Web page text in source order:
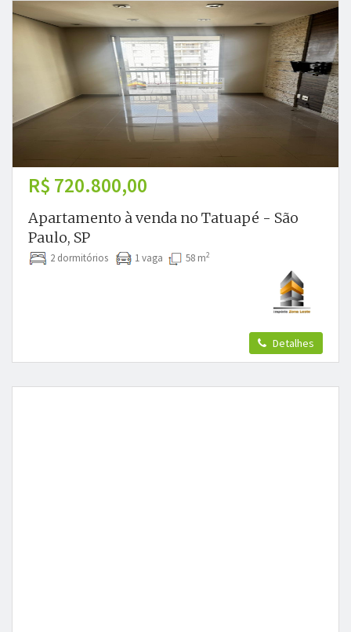
R$ 720.800,00
Apartamento à venda no Tatuapé - São
Paulo, SP
2 dormitórios 1 vaga 58 m2
Detalhes